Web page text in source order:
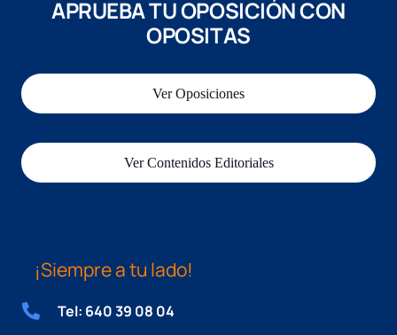
APRUEBA TU OPOSICIÓN CON
OPOSITAS
Ver Oposiciones
Ver Contenidos Editoriales
¡Siempre a tu lado!
Tel: 640 39 08 04